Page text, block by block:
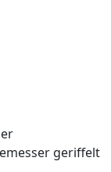
geriffelt